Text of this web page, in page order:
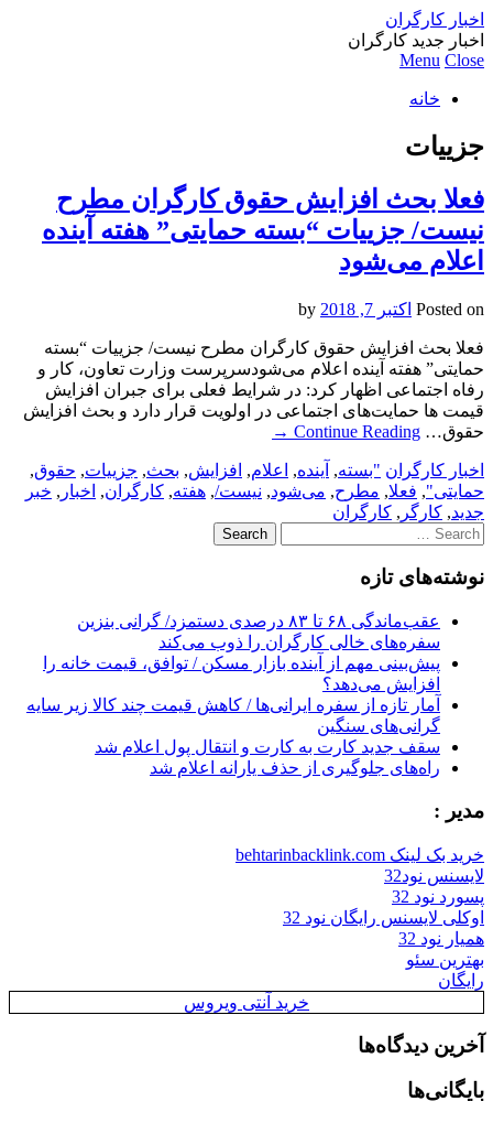
اخبار کارگران
اخبار جدید کارگران
Menu Close
خانه
جزییات
فعلا بحث افزایش حقوق کارگران مطرح
نیست/ جزییات “بسته حمایتی” هفته آینده
اعلام می‌شود
Posted on اکتبر 7, 2018
فعلا بحث افزایش حقوق کارگران مطرح نیست/ جزییات “بسته
حمایتی” هفته آینده اعلام می‌شود‌سرپرست وزارت تعاون، کار و
رفاه اجتماعی اظهار کرد: در شرایط فعلی برای جبران افزایش
قیمت ها حمایت‌های اجتماعی در اولویت قرار دارد و بحث افزایش
حقوق… Continue Reading
→
اخبار کارگران "بسته, آینده, اعلام, افزایش, بحث, جزییات, حقوق,
حمایتی", فعلا, مطرح, می‌شود, نیست/, هفته, کارگران, اخبار , خبر
جدید, کارگر , کارگران
Search
for:
نوشته‌های تازه
عقب‌ماندگی ۶۸ تا ۸۳ درصدی دستمزد/ گرانی بنزین
سفره‌های خالی کارگران را ذوب می‌کند
پیش‌بینی مهم از آینده بازار مسکن / توافق، قیمت خانه را
افزایش می‌دهد؟
آمار تازه از سفره ایرانی‌ها / کاهش قیمت چند کالا زیر سایه
گرانی‌های سنگین
سقف جدید کارت به کارت و انتقال پول اعلام شد
راه‌های جلوگیری از حذف یارانه اعلام شد
مدیر :
خرید بک لینک behtarinbacklink.com
لایسنس نود32
پسورد نود 32
اوکلی لایسنس رایگان نود 32
همیار نود 32
بهترین سئو
رایگان
خرید آنتی ویروس
آخرین دیدگاه‌ها
بایگانی‌ها